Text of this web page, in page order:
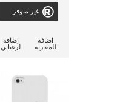
غير متوفر
إضافة
لرغباتي
اضافة
للمقارنة